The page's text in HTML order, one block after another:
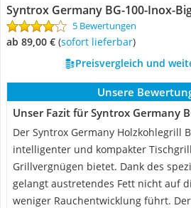
Syntrox Germany BG-100-Inox-
5 Bewertungen
ab 89,00 € ( Sofort lieferbar)
Preisvergleich und
Unsere
Unser Fazit für Syntrox Germany
Der Syntrox Germany Holzkohlegrill
intelligenter und kompakter
Grillvergnügen bietet. Dank des
gelangt austretendes Fett nicht auf
weniger Rauchentwicklung führt.